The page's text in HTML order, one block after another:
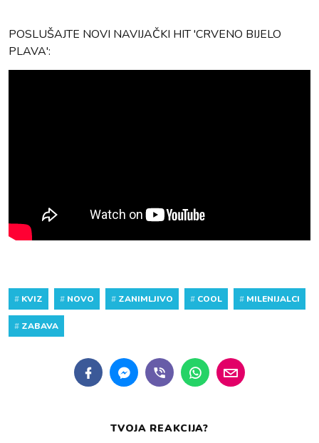
POSLUŠAJTE NOVI NAVIJAČKI HIT 'CRVENO BIJELO
PLAVA':
# KVIZ # NOVO # ZANIMLJIVO # COOL # MILENIJALCI
# ZABAVA
TVOJA REAKCIJA?